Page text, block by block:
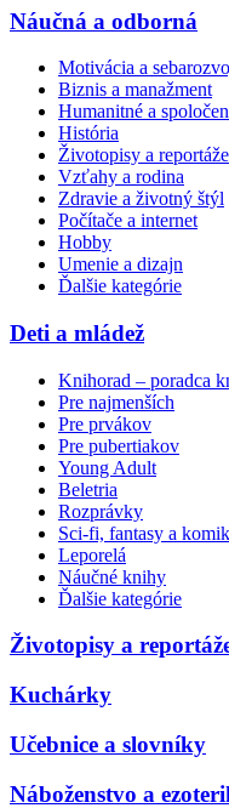
Náučná a odborná
Motivácia a
Biznis a manažment
Humanitné a
História
Životopisy a reportáže
Vzťahy a rodina
Zdravie a životný štýl
Počítače a internet
Hobby
Umenie a dizajn
Ďalšie kategórie
Deti a mládež
Knihorad – poradca
Pre najmenších
Pre prvákov
Pre pubertiakov
Young Adult
Beletria
Rozprávky
Sci-fi, fantasy a
Leporelá
Náučné knihy
Ďalšie kategórie
Životopisy a
Kuchárky
Učebnice a slovníky
Náboženstvo a